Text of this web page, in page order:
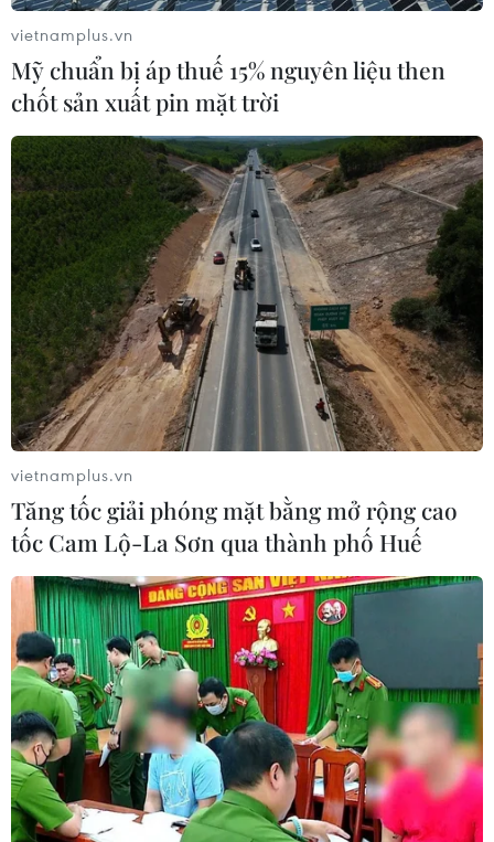
TIN CÙNG CHUYÊN MỤC
Hàn Quốc tăng cường giải pháp
ngăn chặn đánh bạc trực tuyến trong
quân đội
06/08/2026 04:52
vietnamplus.vn
Mỹ chuẩn bị áp thuế 15% nguyên liệu then
chốt sản xuất pin mặt trời
vietnamplus.vn
Tăng tốc giải phóng mặt bằng mở rộng cao
tốc Cam Lộ-La Sơn qua thành phố Huế